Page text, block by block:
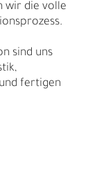
wir die volle
sind uns
fertigen